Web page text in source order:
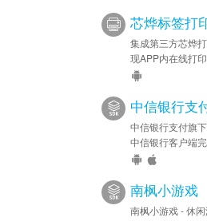
芯烨标签打
集成第三方芯烨
现APP内在线打
中信银行支
中信银行支付旗
中信银行客户端
南枫小游戏
南枫小游戏 - 休